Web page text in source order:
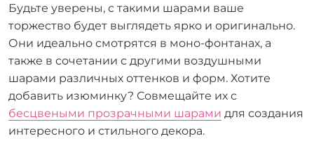
Будьте уверены, с такими шарами ваше
торжество будет выглядеть ярко и оригинально.
Они идеально смотрятся в моно-фонтанах, а
также в сочетании с другими воздушными
шарами различных оттенков и форм. Хотите
добавить изюминку? Совмещайте их с
бесцвеными прозрачными шарами для создания
интересного и стильного декора.